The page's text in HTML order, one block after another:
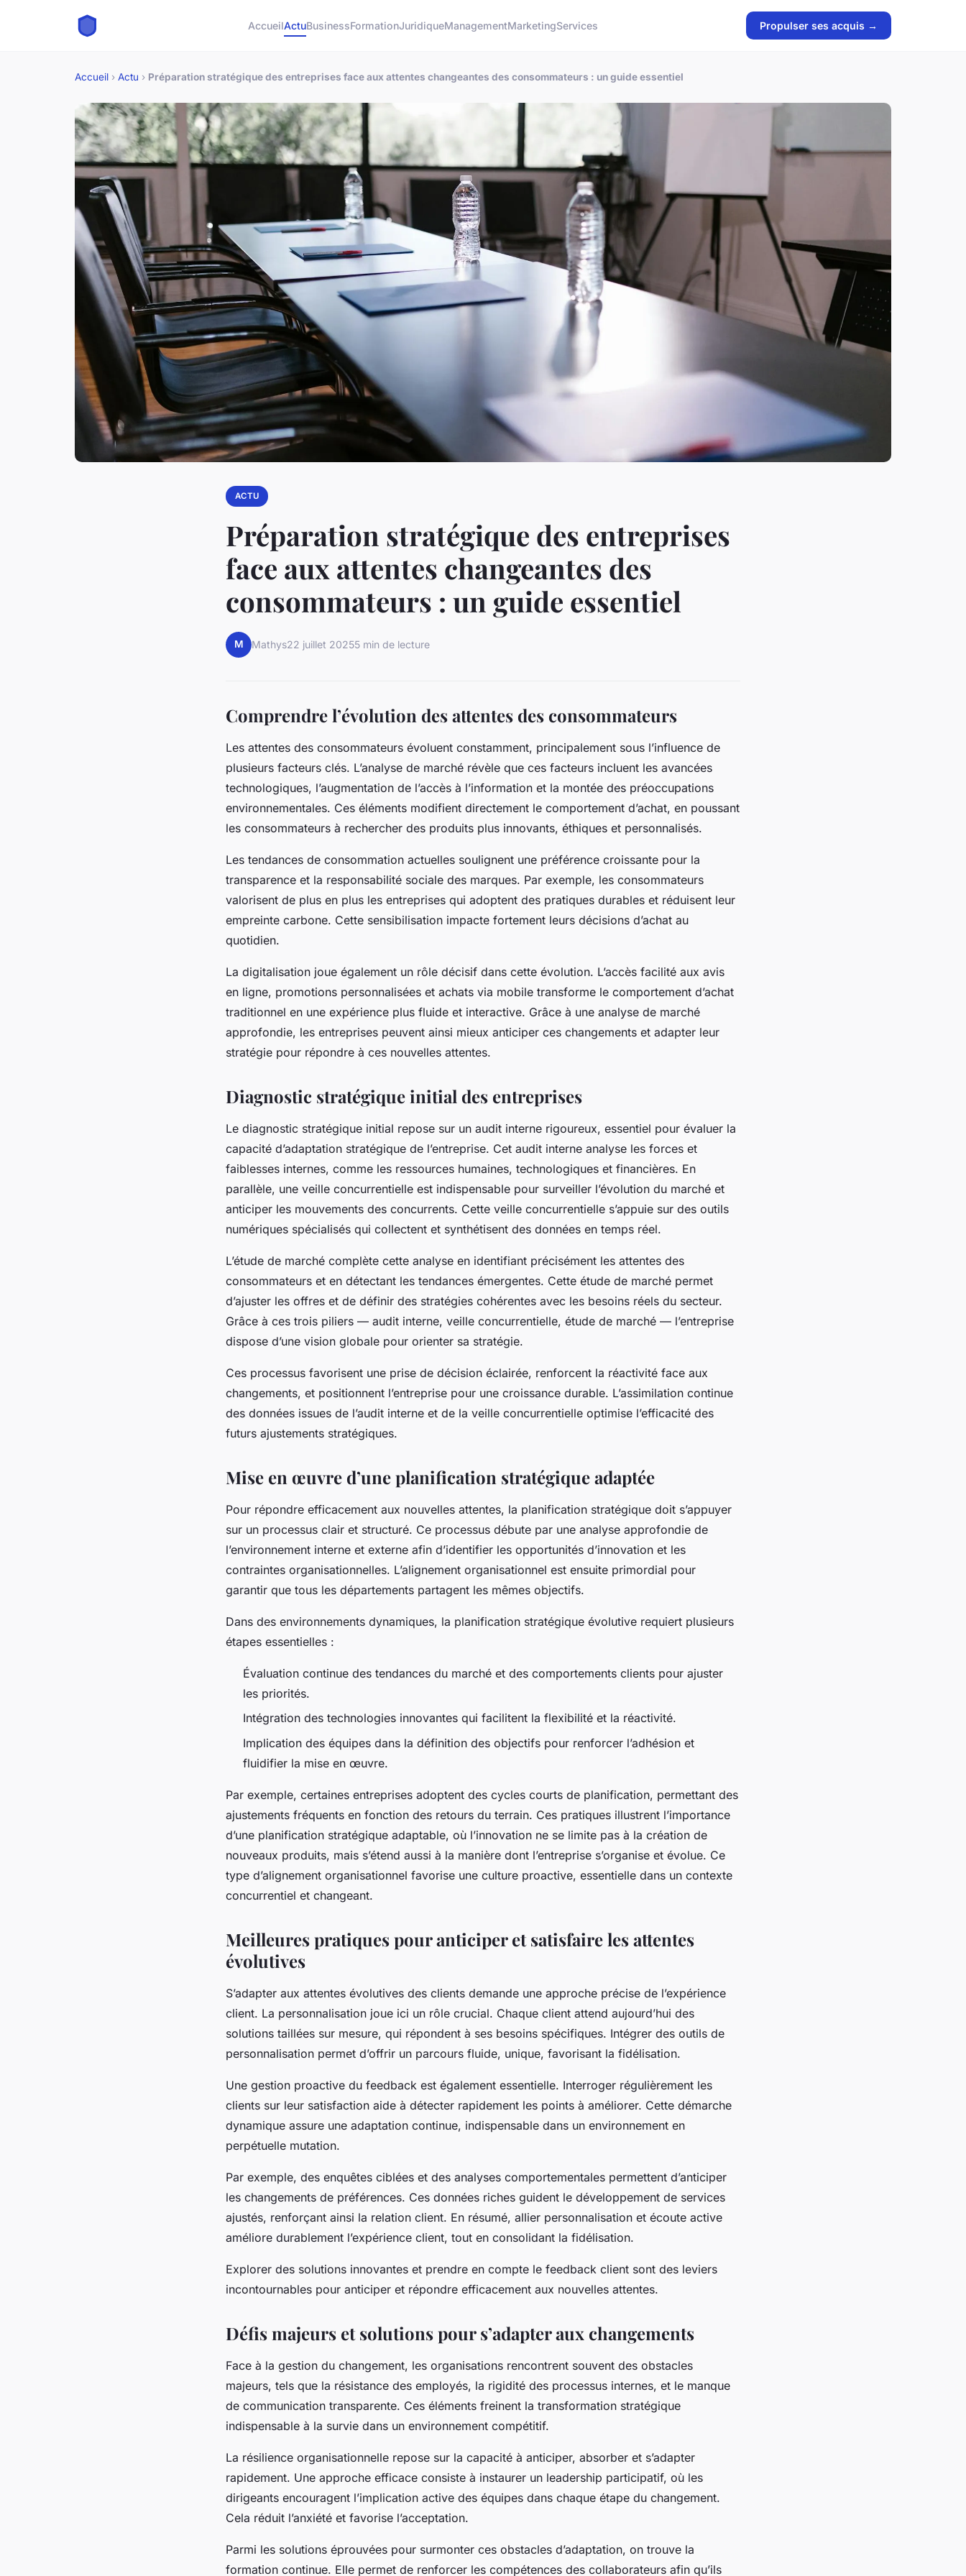
AccueilActuBusinessFormationJuridiqueManagementMarketingServices Propulser ses acquis →
Accueil › Actu › Préparation stratégique des entreprises face aux attentes changeantes des consommateurs : un guide essentiel
ACTU
Préparation stratégique des entreprises
face aux attentes changeantes des
consommateurs : un guide essentiel
M Mathys22 juillet 20255 min de lecture
Comprendre l’évolution des attentes des consommateurs
Les attentes des consommateurs évoluent constamment, principalement sous l’influence de
plusieurs facteurs clés. L’analyse de marché révèle que ces facteurs incluent les avancées
technologiques, l’augmentation de l’accès à l’information et la montée des préoccupations
environnementales. Ces éléments modifient directement le comportement d’achat, en poussant
les consommateurs à rechercher des produits plus innovants, éthiques et personnalisés.
Les tendances de consommation actuelles soulignent une préférence croissante pour la
transparence et la responsabilité sociale des marques. Par exemple, les consommateurs
valorisent de plus en plus les entreprises qui adoptent des pratiques durables et réduisent leur
empreinte carbone. Cette sensibilisation impacte fortement leurs décisions d’achat au
quotidien.
La digitalisation joue également un rôle décisif dans cette évolution. L’accès facilité aux avis
en ligne, promotions personnalisées et achats via mobile transforme le comportement d’achat
traditionnel en une expérience plus fluide et interactive. Grâce à une analyse de marché
approfondie, les entreprises peuvent ainsi mieux anticiper ces changements et adapter leur
stratégie pour répondre à ces nouvelles attentes.
Diagnostic stratégique initial des entreprises
Le diagnostic stratégique initial repose sur un audit interne rigoureux, essentiel pour évaluer la
capacité d’adaptation stratégique de l’entreprise. Cet audit interne analyse les forces et
faiblesses internes, comme les ressources humaines, technologiques et financières. En
parallèle, une veille concurrentielle est indispensable pour surveiller l’évolution du marché et
anticiper les mouvements des concurrents. Cette veille concurrentielle s’appuie sur des outils
numériques spécialisés qui collectent et synthétisent des données en temps réel.
L’étude de marché complète cette analyse en identifiant précisément les attentes des
consommateurs et en détectant les tendances émergentes. Cette étude de marché permet
d’ajuster les offres et de définir des stratégies cohérentes avec les besoins réels du secteur.
Grâce à ces trois piliers — audit interne, veille concurrentielle, étude de marché — l’entreprise
dispose d’une vision globale pour orienter sa stratégie.
Ces processus favorisent une prise de décision éclairée, renforcent la réactivité face aux
changements, et positionnent l’entreprise pour une croissance durable. L’assimilation continue
des données issues de l’audit interne et de la veille concurrentielle optimise l’efficacité des
futurs ajustements stratégiques.
Mise en œuvre d’une planification stratégique adaptée
Pour répondre efficacement aux nouvelles attentes, la planification stratégique doit s’appuyer
sur un processus clair et structuré. Ce processus débute par une analyse approfondie de
l’environnement interne et externe afin d’identifier les opportunités d’innovation et les
contraintes organisationnelles. L’alignement organisationnel est ensuite primordial pour
garantir que tous les départements partagent les mêmes objectifs.
Dans des environnements dynamiques, la planification stratégique évolutive requiert plusieurs
étapes essentielles :
Évaluation continue des tendances du marché et des comportements clients pour ajuster
les priorités.
Intégration des technologies innovantes qui facilitent la flexibilité et la réactivité.
Implication des équipes dans la définition des objectifs pour renforcer l’adhésion et
fluidifier la mise en œuvre.
Par exemple, certaines entreprises adoptent des cycles courts de planification, permettant des
ajustements fréquents en fonction des retours du terrain. Ces pratiques illustrent l’importance
d’une planification stratégique adaptable, où l’innovation ne se limite pas à la création de
nouveaux produits, mais s’étend aussi à la manière dont l’entreprise s’organise et évolue. Ce
type d’alignement organisationnel favorise une culture proactive, essentielle dans un contexte
concurrentiel et changeant.
Meilleures pratiques pour anticiper et satisfaire les attentes
évolutives
S’adapter aux attentes évolutives des clients demande une approche précise de l’expérience
client. La personnalisation joue ici un rôle crucial. Chaque client attend aujourd’hui des
solutions taillées sur mesure, qui répondent à ses besoins spécifiques. Intégrer des outils de
personnalisation permet d’offrir un parcours fluide, unique, favorisant la fidélisation.
Une gestion proactive du feedback est également essentielle. Interroger régulièrement les
clients sur leur satisfaction aide à détecter rapidement les points à améliorer. Cette démarche
dynamique assure une adaptation continue, indispensable dans un environnement en
perpétuelle mutation.
Par exemple, des enquêtes ciblées et des analyses comportementales permettent d’anticiper
les changements de préférences. Ces données riches guident le développement de services
ajustés, renforçant ainsi la relation client. En résumé, allier personnalisation et écoute active
améliore durablement l’expérience client, tout en consolidant la fidélisation.
Explorer des solutions innovantes et prendre en compte le feedback client sont des leviers
incontournables pour anticiper et répondre efficacement aux nouvelles attentes.
Défis majeurs et solutions pour s’adapter aux changements
Face à la gestion du changement, les organisations rencontrent souvent des obstacles
majeurs, tels que la résistance des employés, la rigidité des processus internes, et le manque
de communication transparente. Ces éléments freinent la transformation stratégique
indispensable à la survie dans un environnement compétitif.
La résilience organisationnelle repose sur la capacité à anticiper, absorber et s’adapter
rapidement. Une approche efficace consiste à instaurer un leadership participatif, où les
dirigeants encouragent l’implication active des équipes dans chaque étape du changement.
Cela réduit l’anxiété et favorise l’acceptation.
Parmi les solutions éprouvées pour surmonter ces obstacles d’adaptation, on trouve la
formation continue. Elle permet de renforcer les compétences des collaborateurs afin qu’ils